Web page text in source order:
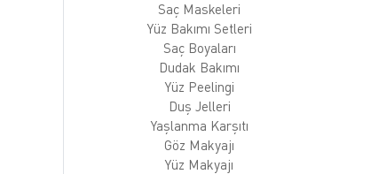
Saç Maskeleri
Yüz Bakımı Setleri
Saç Boyaları
Dudak Bakımı
Yüz Peelingi
Duş Jelleri
Yaşlanma Karşıtı
Göz Makyajı
Yüz Makyajı